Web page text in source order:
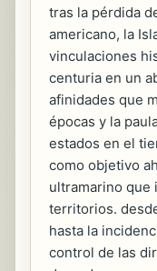
tras la pérdida
americano, la
vinculaciones
centuria en un
afinidades que
épocas y la
estados en el
como objetivo
ultramarino que
territorios.
hasta la
control de las